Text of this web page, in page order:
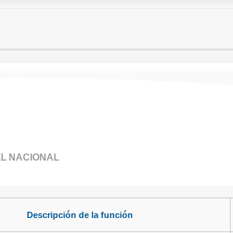
NACIONAL
Descripción de la función